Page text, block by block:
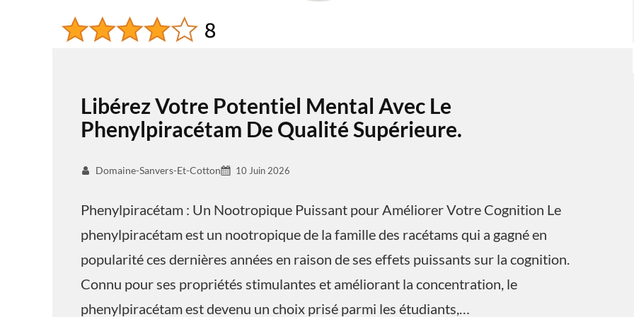
Libérez Votre Potentiel Mental Avec Le
Phenylpiracétam De Qualité Supérieure.
Domaine-Sanvers-Et-Cotton 10 Juin 2026
Phenylpiracétam : Un Nootropique Puissant pour Améliorer Votre Cognition Le
phenylpiracétam est un nootropique de la famille des racétams qui a gagné en
popularité ces dernières années en raison de ses effets puissants sur la cognition.
Connu pour ses propriétés stimulantes et améliorant la concentration, le
phenylpiracétam est devenu un choix prisé parmi les étudiants,…